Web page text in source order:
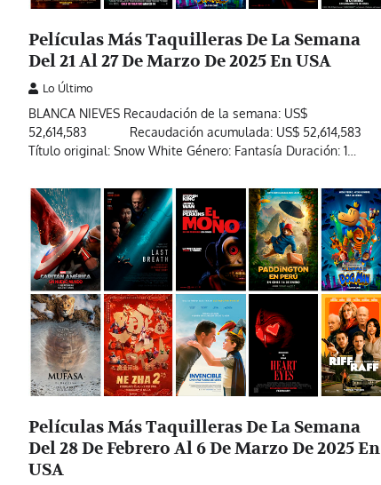
Películas Más Taquilleras De La Semana
Del 21 Al 27 De Marzo De 2025 En USA
Lo Último
BLANCA NIEVES Recaudación de la semana: US$
52,614,583 Recaudación acumulada: US$ 52,614,583
Título original: Snow White Género: Fantasía Duración: 1…
Películas Más Taquilleras De La Semana
Del 28 De Febrero Al 6 De Marzo De 2025 En
USA